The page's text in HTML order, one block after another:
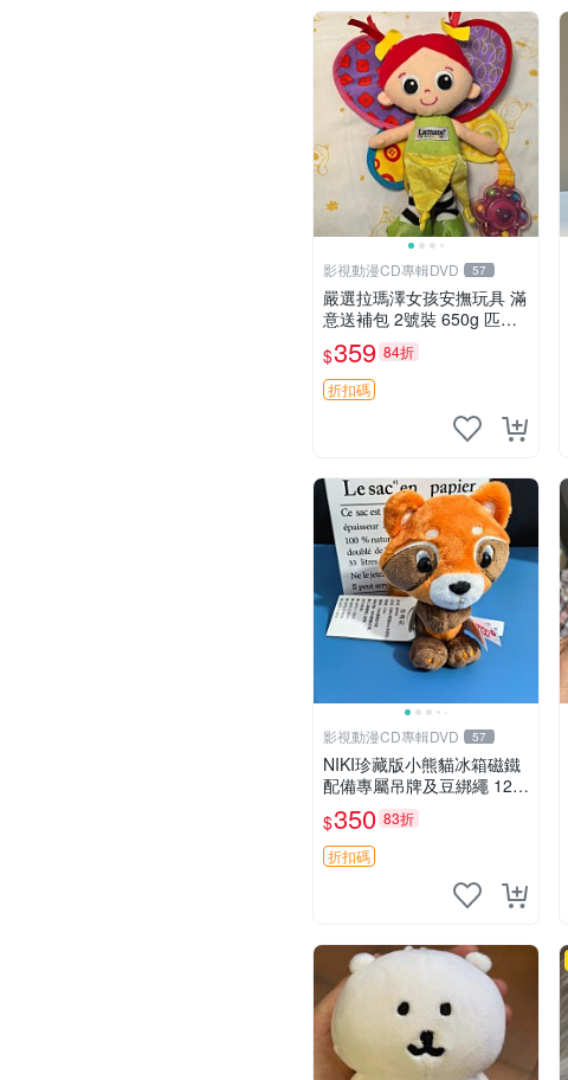
影視動漫CD專輯DVD 57
嚴選拉瑪澤女孩安撫玩具 滿
意送補包 2號裝 650g 匹配
嬰幼童舒壓好伴侶 女孩專用
安心選擇 安撫玩偶 衝包 玩
具
$359 84折
折扣碼
影視動漫CD專輯DVD 57
NIKI珍藏版小熊貓冰箱磁鐵
配備專屬吊牌及豆綁繩 12c
m 廢品嚴選 好評推薦 小熊
貓冰箱貼 磁鐵掛件 冰箱飾
品
$350 83折
折扣碼